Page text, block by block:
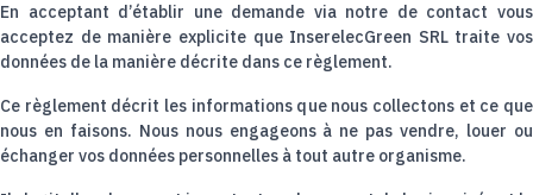
En acceptant d’établir une demande via notre de contact vous
acceptez de manière explicite que InserelecGreen SRL traite vos
données de la manière décrite dans ce règlement.
Ce règlement décrit les informations que nous collectons et ce que
nous en faisons. Nous nous engageons à ne pas vendre, louer ou
échanger vos données personnelles à tout autre organisme.